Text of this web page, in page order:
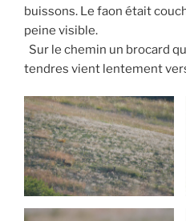
buissons. Le faon était
peine visible.
Sur le chemin un brocard
tendres vient lentement